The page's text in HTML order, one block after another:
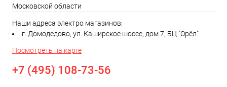
Московской области
Наши адреса электро магазинов:
г. Домодедово, ул. Каширское шоссе, дом 7, БЦ "Орёл"
Посмотреть на карте
+7 (495) 108-73-56